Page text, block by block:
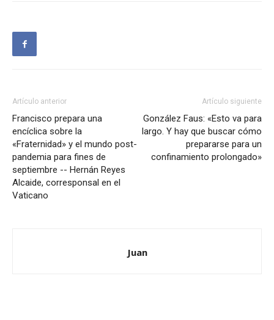
Artículo anterior
Francisco prepara una
encíclica sobre la
«Fraternidad» y el mundo post-
pandemia para fines de
septiembre -- Hernán Reyes
Alcaide, corresponsal en el
Vaticano
Artículo siguiente
González Faus: «Esto va para
largo. Y hay que buscar cómo
prepararse para un
confinamiento prolongado»
Juan